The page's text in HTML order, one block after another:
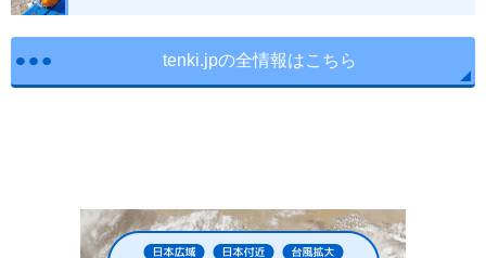
tenki.jpの全情報はこちら